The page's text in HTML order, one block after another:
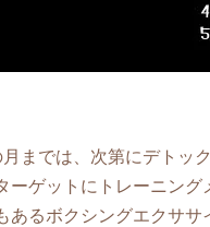
までは、次第にデトッ
ーゲットにトレーニング
あるボクシングエクササ